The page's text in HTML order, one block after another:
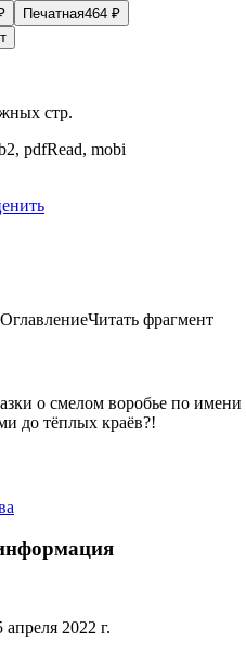
Печатная464 ₽
стр.
pdfRead, mobi
ОглавлениеЧитать фрагмент
о смелом воробье по
до тёплых краёв?!
апреля 2022 г.